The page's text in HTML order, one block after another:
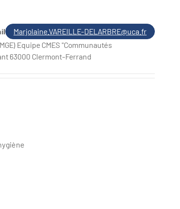
Marjolaine.VAREILLE-DELARBRE@uca.fr
Equipe CMES "Communautés
63000 Clermont-Ferrand